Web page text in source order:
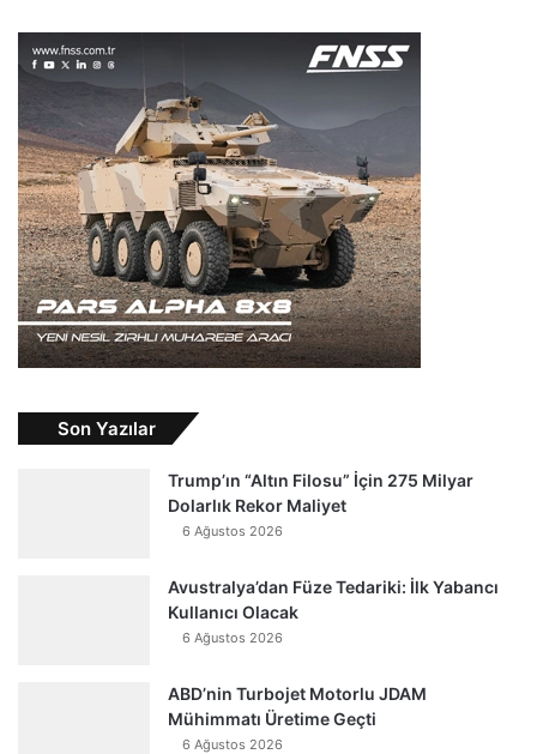
Son Yazılar
Trump’ın “Altın Filosu” İçin 275 Milyar
Dolarlık Rekor Maliyet
6 Ağustos 2026
Avustralya’dan Füze Tedariki: İlk Yabancı
Kullanıcı Olacak
6 Ağustos 2026
ABD’nin Turbojet Motorlu JDAM
Mühimmatı Üretime Geçti
6 Ağustos 2026